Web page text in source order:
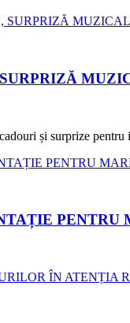
SURPRIZĂ
și surprize
PENTRU